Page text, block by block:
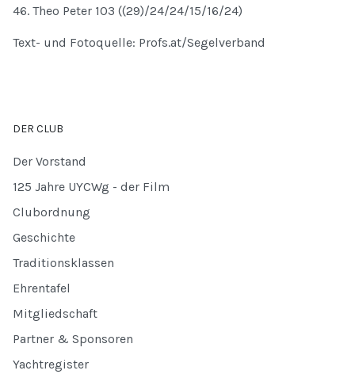
46. Theo Peter 103 ((29)/24/24/15/16/24)
Text- und Fotoquelle: Profs.at/Segelverband
DER CLUB
Der Vorstand
125 Jahre UYCWg - der Film
Clubordnung
Geschichte
Traditionsklassen
Ehrentafel
Mitgliedschaft
Partner & Sponsoren
Yachtregister